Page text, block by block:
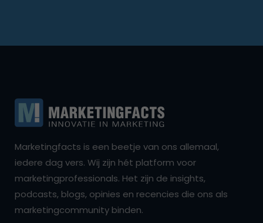
Marketingfacts is een beetje van ons allemaal,
iedere dag vers. Wij zijn hét platform voor
marketingprofessionals. Het zijn de insights,
podcasts, blogs, opinies en recencies die ons als
marketingcommunity binden.